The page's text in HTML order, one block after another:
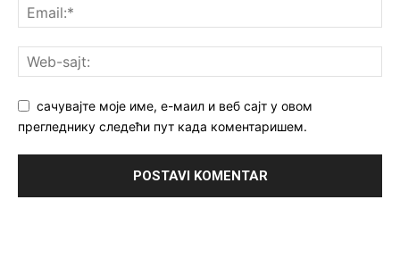
сачувајте моје име, е-маил и веб сајт у овом
прегледнику следећи пут када коментаришем.